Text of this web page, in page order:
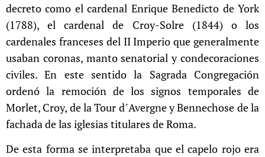
decreto como el cardenal Enrique Benedicto de York
(1788), el cardenal de Croy-Solre (1844) o los
cardenales franceses del II Imperio que generalmente
usaban coronas, manto senatorial y condecoraciones
civiles. En este sentido la Sagrada Congregación
ordenó la remoción de los signos temporales de
Morlet, Croy, de la Tour d´Avergne y Bennechose de la
fachada de las iglesias titulares de Roma.
De esta forma se interpretaba que el capelo rojo era